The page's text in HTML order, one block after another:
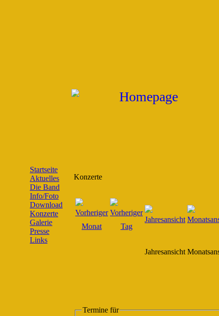
Startseite
Aktuelles
Die Band
Info/Foto
Download
Konzerte
Galerie
Presse
Links
Konzerte
Jahresansicht
Termine für